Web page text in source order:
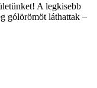
A legkisebb
gólörömöt láthattak –